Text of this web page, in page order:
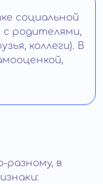
социальной
с родителями,
коллеги). В
в